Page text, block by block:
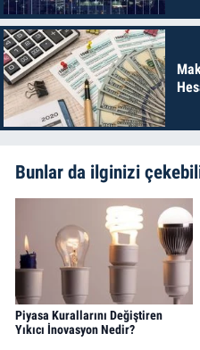
Bunlar da ilginizi
Piyasa Kurallarını Değiştiren
Yıkıcı İnovasyon Nedir?